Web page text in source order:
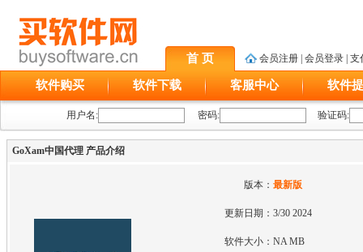
首 页 会员注册 会员登录 支
软件购买 软件下载 客服中心 软件
用户名: 密码: 验证码:
GoXam中国代理 产品介绍
版本：最新版
更新日期：3/30 2024
软件大小：NA MB